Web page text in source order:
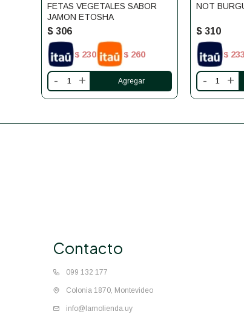
FETAS VEGETALES SABOR
JAMON ETOSHA
$ 306
$ 230 $ 260
- +
NOT
$ 310
$ 233
- +
Contacto
099 132 177
Colonia 1870, Montevideo
info@lamolienda.uy